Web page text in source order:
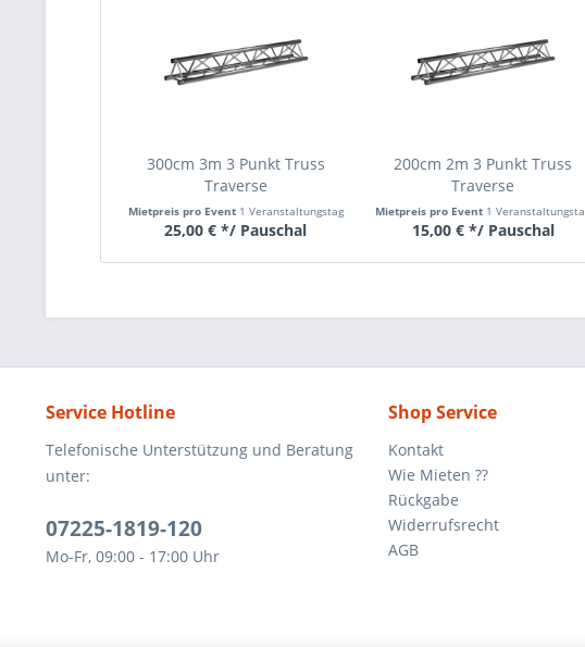
300cm 3m 3 Punkt Truss
Traverse
Mietpreis pro Event 1 Veranstaltungstag
25,00 € */ Pauschal
200cm 2m 3 Punkt Truss
Traverse
Mietpreis pro Event 1
15,00 € */ Pauschal
Service Hotline
Telefonische Unterstützung und Beratung
unter:
07225-1819-120
Mo-Fr, 09:00 - 17:00 Uhr
Shop Service
Kontakt
Wie Mieten ??
Rückgabe
Widerrufsrecht
AGB